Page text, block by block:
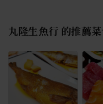
丸隆生魚行 的推薦